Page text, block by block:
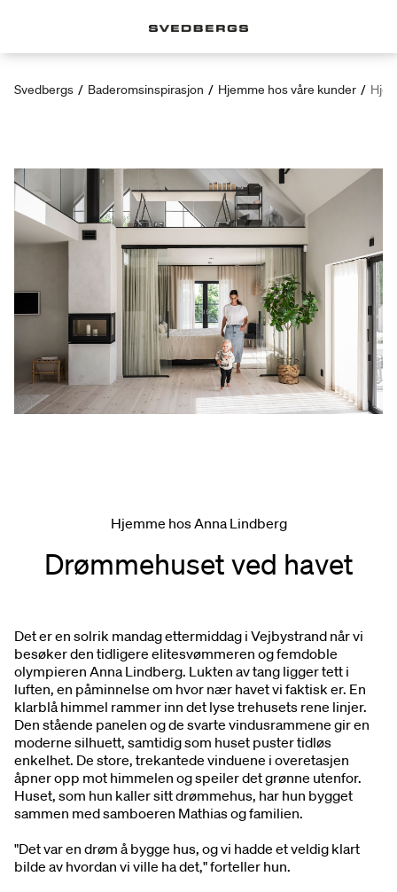
Svedbergs / Baderomsinspirasjon / Hjemme hos våre kunder /
Hjemme hos Anna Lindberg
Drømmehuset ved havet
Det er en solrik mandag ettermiddag i Vejbystrand når vi
besøker den tidligere elitesvømmeren og femdoble
olympieren Anna Lindberg. Lukten av tang ligger tett i
luften, en påminnelse om hvor nær havet vi faktisk er. En
klarblå himmel rammer inn det lyse trehusets rene linjer.
Den stående panelen og de svarte vindusrammene gir en
moderne silhuett, samtidig som huset puster tidløs
enkelhet. De store, trekantede vinduene i overetasjen
åpner opp mot himmelen og speiler det grønne utenfor.
Huset, som hun kaller sitt drømmehus, har hun bygget
sammen med samboeren Mathias og familien.
"Det var en drøm å bygge hus, og vi hadde et veldig klart
bilde av hvordan vi ville ha det," forteller hun.